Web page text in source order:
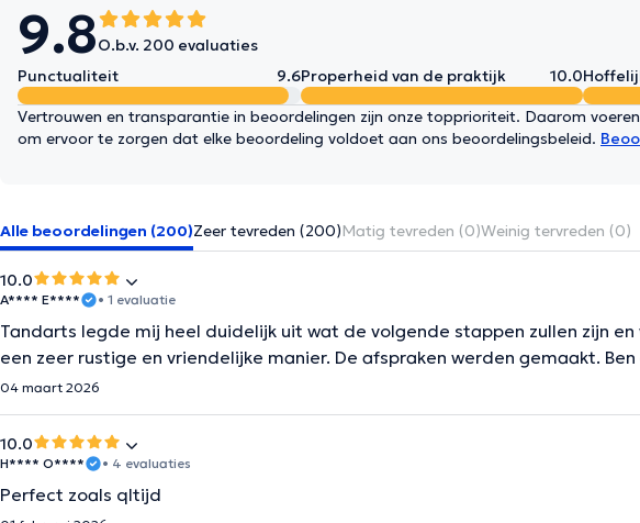
9.8O.b.v. 200 evaluaties
Punctualiteit
9.6Properheid van de praktijk 10.0
Vertrouwen en transparantie in beoordelingen zijn onze topprioriteit. Daarom
om ervoor te zorgen dat elke beoordeling voldoet aan ons beoordelingsbeleid.
Alle beoordelingen (200)Zeer tevreden (200)Matig tevreden (0)Weinig tervreden (0)
10.0
A**** E**** • 1 evaluatie
Tandarts legde mij heel duidelijk uit wat de volgende stappen zullen zijn
een zeer rustige en vriendelijke manier. De afspraken werden gemaakt.
04 maart 2026
10.0
H**** O**** • 4 evaluaties
Perfect zoals qltijd